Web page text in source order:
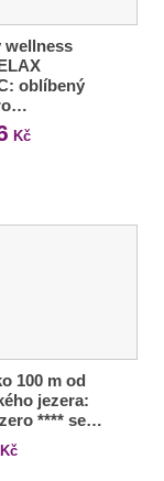
wellness
oblíbený
Kč
100 m od
jezera:
**** se…
Kč